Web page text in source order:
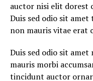
auctor nisi elit dorest
Duis sed odio sit
non mauris vitae erat
Duis sed odio sit
mauris morbi
tincidunt auctor